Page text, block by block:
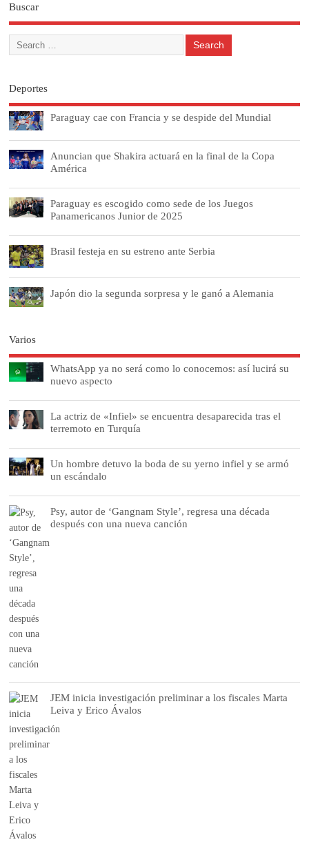
Buscar
Deportes
Paraguay cae con Francia y se despide del Mundial
Anuncian que Shakira actuará en la final de la Copa
América
Paraguay es escogido como sede de los Juegos
Panamericanos Junior de 2025
Brasil festeja en su estreno ante Serbia
Japón dio la segunda sorpresa y le ganó a Alemania
Varios
WhatsApp ya no será como lo conocemos: así lucirá su
nuevo aspecto
La actriz de «Infiel» se encuentra desaparecida tras el
terremoto en Turquía
Un hombre detuvo la boda de su yerno infiel y se armó
un escándalo
Psy, autor de ‘Gangnam Style’, regresa una década
después con una nueva canción
JEM inicia investigación preliminar a los fiscales Marta
Leiva y Erico Ávalos